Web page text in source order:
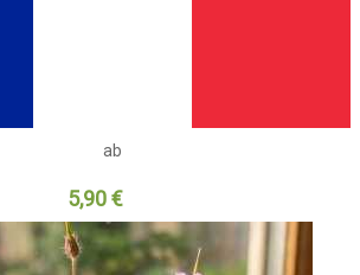
ab
5,90 €